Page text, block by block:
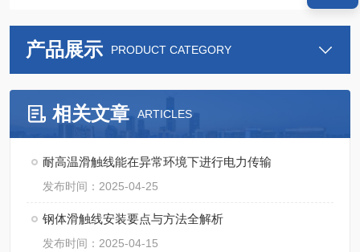
产品展示 PRODUCT CATEGORY
相关文章 ARTICLES
耐高温滑触线能在异常环境下进行电力传输
发布时间：2025-04-25
钢体滑触线安装要点与方法全解析​
发布时间：2025-04-15